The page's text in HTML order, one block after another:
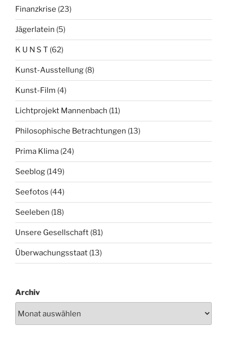
Finanzkrise (23)
Jägerlatein (5)
K U N S T (62)
Kunst-Ausstellung (8)
Kunst-Film (4)
Lichtprojekt Mannenbach (11)
Philosophische Betrachtungen (13)
Prima Klima (24)
Seeblog (149)
Seefotos (44)
Seeleben (18)
Unsere Gesellschaft (81)
Überwachungsstaat (13)
Archiv